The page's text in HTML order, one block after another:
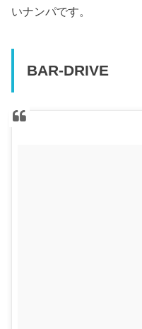
いナンパです。
BAR-DRIVE